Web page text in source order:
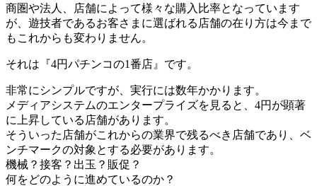
商圏や法人、店舗によって様々な購入比率となっています
が、遊技者であるお客さまに選ばれる店舗の在り方は今まで
もこれからも変わりません。
それは『4円パチンコの1番店』です。
非常にシンプルですが、実行には数年かかります。
メディアシステムのエンタープライズを見ると、4円が顕著
に上昇している店舗があります。
そういった店舗がこれからの業界で残るべき店舗であり、ベ
ンチマークの対象とする必要があります。
機械？接客？出玉？販促？
何をどのように進めているのか？